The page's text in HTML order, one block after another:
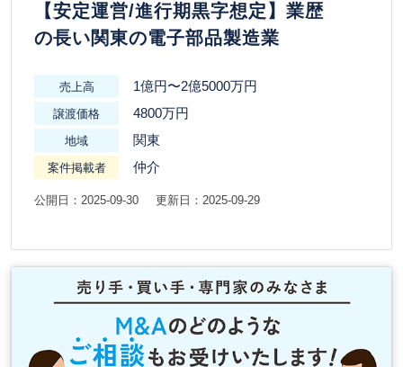
【安定運営/進行期黒字想定】業歴
の長い関東の電子部品製造業
売上高 1億円〜2億5000万円
譲渡価格 4800万円
地域 関東
案件掲載者 仲介
公開日：2025-09-30 更新日：2025-09-29